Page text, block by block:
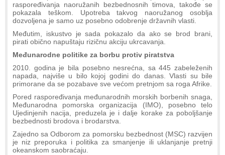
raspoređivanja naoružanih bezbednosnih timova, takođe se
pokazala teškom. Upotreba takvog naoružanog osoblja
dozvoljena je samo uz posebno odobrenje državnih vlasti.
Međutim, iskustvo je sada pokazalo da ako se brod brani,
pirati obično napuštaju rizičnu akciju ukrcavanja.
Međunarodne politike za borbu protiv piratstva
2010. godina je bila posebno nesrećna, sa 445 zabeleženih
napada, najviše u bilo kojoj godini do danas. Vlasti su bile
primorane da se pozabave sve većom pretnjom sa roga Afrike.
Pored raspoređivanja međunarodnih morskih borbenih snaga,
Međunarodna pomorska organizacija (IMO), posebno telo
Ujedinjenih nacija, preduzela je i dalje korake za poboljšanje
bezbednosti brodova i brodarstva.
Zajedno sa Odborom za pomorsku bezbednost (MSC) razvijen
je niz preporuka i politika za smanjenje ili uklanjanje pretnji
okeanskom saobraćaju.